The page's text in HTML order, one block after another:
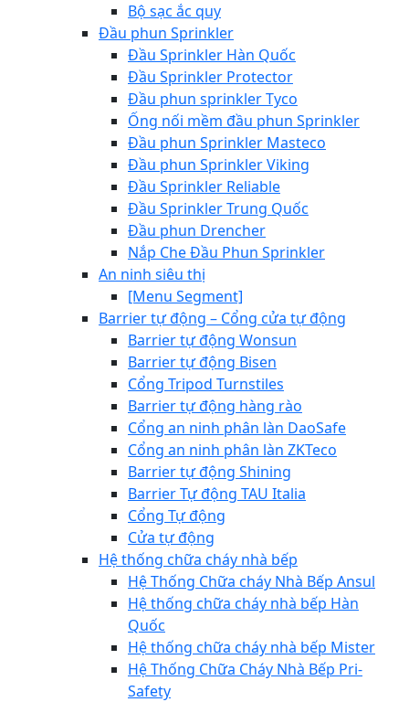
Bộ sạc ắc quy
Đầu phun Sprinkler
Đầu Sprinkler Hàn Quốc
Đầu Sprinkler Protector
Đầu phun sprinkler Tyco
Ống nối mềm đầu phun Sprinkler
Đầu phun Sprinkler Masteco
Đầu phun Sprinkler Viking
Đầu Sprinkler Reliable
Đầu Sprinkler Trung Quốc
Đầu phun Drencher
Nắp Che Đầu Phun Sprinkler
An ninh siêu thị
[Menu Segment]
Barrier tự động – Cổng cửa tự động
Barrier tự động Wonsun
Barrier tự động Bisen
Cổng Tripod Turnstiles
Barrier tự động hàng rào
Cổng an ninh phân làn DaoSafe
Cổng an ninh phân làn ZKTeco
Barrier tự động Shining
Barrier Tự động TAU Italia
Cổng Tự động
Cửa tự động
Hệ thống chữa cháy nhà bếp
Hệ Thống Chữa cháy Nhà Bếp Ansul
Hệ thống chữa cháy nhà bếp Hàn
Quốc
Hệ thống chữa cháy nhà bếp Mister
Hệ Thống Chữa Cháy Nhà Bếp Pri-
Safety